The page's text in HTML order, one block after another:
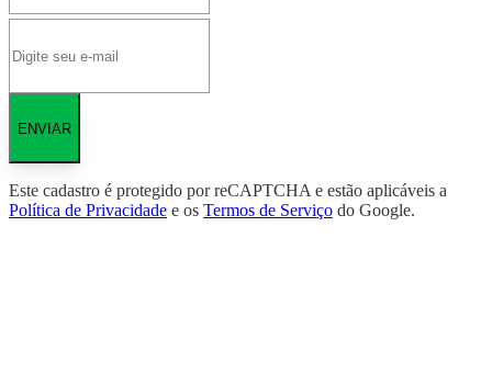
ENVIAR
Este cadastro é protegido por reCAPTCHA e estão aplicáveis a
Política de Privacidade e os Termos de Serviço do Google.